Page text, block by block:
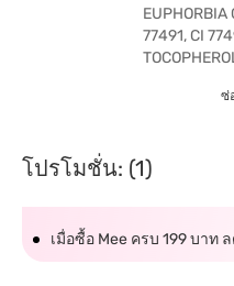
EUPHORBIA
77491, CI
ซ่
โปรโมชั่น: (1)
เมื่อซื้อ Mee ครบ 199 บาท